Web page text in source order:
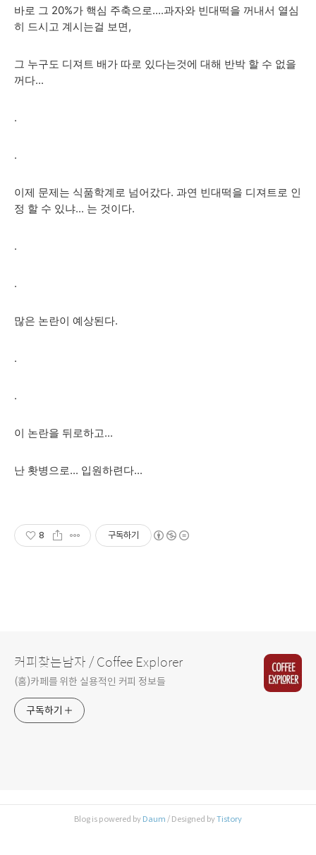
바로 그 20%가 핵심 주축으로....과자와 빈대떡을 꺼내서 열심
히 드시고 계시는걸 보면,
그 누구도 디져트 배가 따로 있다는것에 대해 반박 할 수 없을
꺼다...
.
.
이제 문제는 식품학계로 넘어갔다. 과연 빈대떡을 디져트로 인
정 할 수 있냐... 는 것이다.
.
.
많은 논란이 예상된다.
.
.
이 논란을 뒤로하고...
난 홧병으로... 입원하련다...
8 구독하기
커피찾는남자 / Coffee Explorer
(홈)카페를 위한 실용적인 커피 정보들
구독하기
Blog is powered by Daum / Designed byTistory